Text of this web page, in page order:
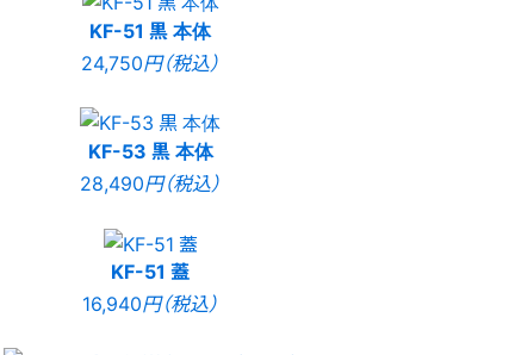
KF-51 黒 本体
24,750円（税込）
KF-53 黒 本体
28,490円（税込）
KF-51 蓋
16,940円（税込）